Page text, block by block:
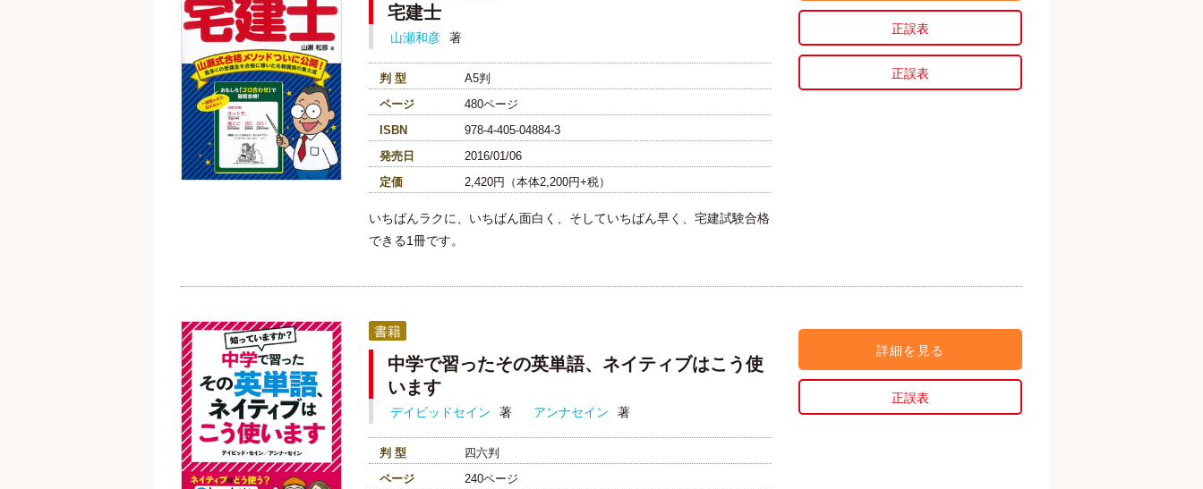
宅建士
山瀬和彦 著
判 型
A5判
ページ
480ページ
ISBN
978-4-405-04884-3
発売日
2016/01/06
定価
2,420円（本体2,200円+税）
いちばんラクに、いちばん面白く、そしていちばん早く、宅建試験合格
できる1冊です。
正誤表
正誤表
書籍
中学で習ったその英単語、ネイティブはこう使
います
デイビッドセイン 著 アンナセイン 著
判 型
四六判
ページ
240ページ
詳細を見る
正誤表